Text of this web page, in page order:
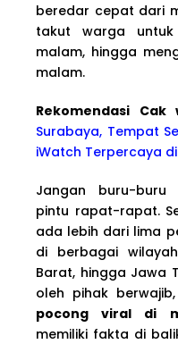
beredar cepat dari
takut warga
malam, hingga
malam.
Rekomendasi Cak
Surabaya, Tempat
iWatch Terpercaya
Jangan buru-buru
pintu rapat-rapat.
ada lebih dari lima
di berbagai
Barat, hingga Jawa
oleh pihak
pocong viral di
memiliki fakta di